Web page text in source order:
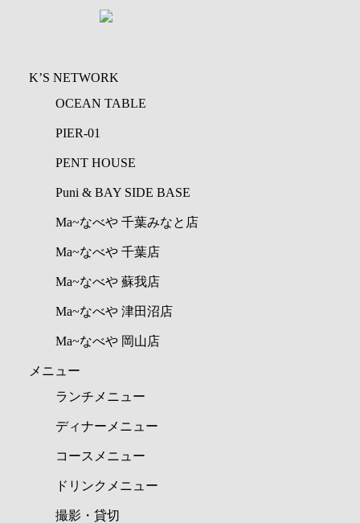
K’S NETWORK
OCEAN TABLE
PIER-01
PENT HOUSE
Puni & BAY SIDE BASE
Ma~なべや 千葉みなと店
Ma~なべや 千葉店
Ma~なべや 蘇我店
Ma~なべや 津田沼店
Ma~なべや 岡山店
メニュー
ランチメニュー
ディナーメニュー
コースメニュー
ドリンクメニュー
撮影・貸切